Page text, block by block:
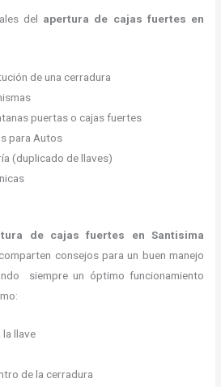
del apertura de cajas fuertes en
de una cerradura
puertas o cajas fuertes
para Autos
(duplicado de llaves)
de cajas fuertes
en Santisima
comparten consejos para un buen manejo
siempre un óptimo funcionamiento
llave
de la cerradura